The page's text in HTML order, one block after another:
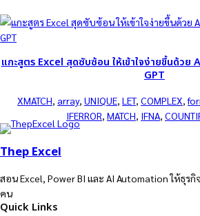
แกะสูตร Excel สุดซับซ้อน ให้เข้าใจง่ายขึ้นด้ว
GPT
XMATCH, array, UNIQUE, LET, COMPLEX,
IFERROR, MATCH, IFNA,
Thep Excel
สอน Excel, Power BI และ AI Automation ให้ธุรกิ
คน
Quick Links